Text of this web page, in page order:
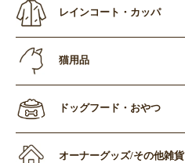
レインコート・カッパ
猫用品
ドッグフード・おやつ
オーナーグッズ/その他雑貨